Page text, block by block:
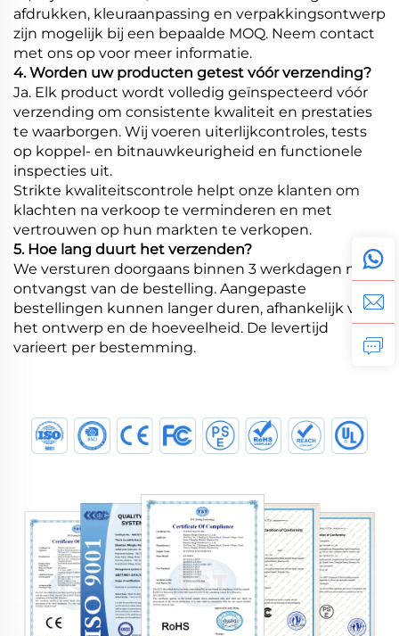
afdrukken, kleuraanpassing en verpakkingsontwerp
zijn mogelijk bij een bepaalde MOQ. Neem contact
met ons op voor meer informatie.
4. Worden uw producten getest vóór verzending?
Ja. Elk product wordt volledig geïnspecteerd vóór
verzending om consistente kwaliteit en prestaties
te waarborgen. Wij voeren uiterlijkcontroles, tests
op koppel- en bitnauwkeurigheid en functionele
inspecties uit.
Strikte kwaliteitscontrole helpt onze klanten om
klachten na verkoop te verminderen en met
vertrouwen op hun markten te verkopen.
5. Hoe lang duurt het verzenden?
We versturen doorgaans binnen 3 werkdagen na
ontvangst van de bestelling. Aangepaste
bestellingen kunnen langer duren, afhankelijk van
het ontwerp en de hoeveelheid. De levertijd
varieert per bestemming.